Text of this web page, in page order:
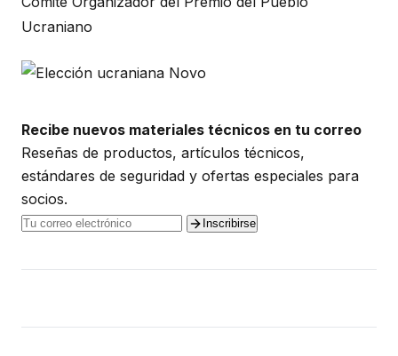
Ucraniano
Recibe nuevos materiales técnicos en tu correo
Reseñas de productos, artículos técnicos,
estándares de seguridad y ofertas especiales para
socios.
Inscribirse